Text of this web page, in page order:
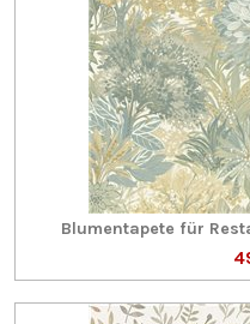
Blumentapete für